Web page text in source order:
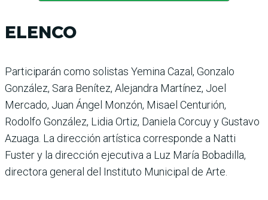
ELENCO
Participarán como solistas Yemina Cazal, Gonzalo
González, Sara Benítez, Alejandra Martínez, Joel
Mercado, Juan Ángel Monzón, Misael Centurión,
Rodolfo González, Lidia Ortiz, Daniela Corcuy y Gustavo
Azuaga. La dirección artística corresponde a Natti
Fuster y la dirección ejecutiva a Luz María Bobadilla,
directora general del Instituto Municipal de Arte.